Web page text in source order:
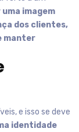
imagem
dos clientes,
manter
e isso se deve
identidade